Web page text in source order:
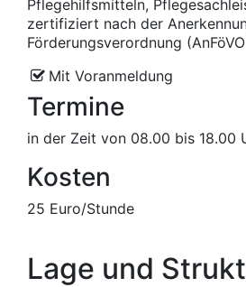
Pflegehilfsmitteln,
zertifiziert nach der
Förderungsverordnung
Mit Voranmeldung
Termine
in der Zeit von 08.00 bis 18.00
Kosten
25 Euro/Stunde
Lage und